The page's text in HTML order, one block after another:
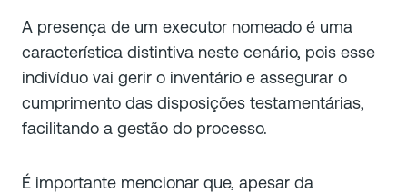
A presença de um executor nomeado é uma
característica distintiva neste cenário, pois esse
indivíduo vai gerir o inventário e assegurar o
cumprimento das disposições testamentárias,
facilitando a gestão do processo.
É importante mencionar que, apesar da